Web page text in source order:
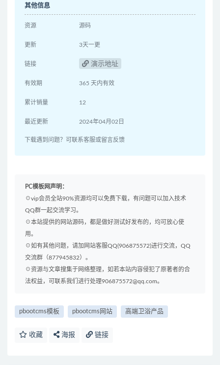
其他信息
资源 源码
更新 3天一更
链接 演示地址
有效期 365 天内有效
累计销量 12
最近更新 2024年04月02日
下载遇到问题？可联系客服或留言反馈
PC模板网声明：
☉vip会员全站90%资源均可以免费下载，有问题可以加入技术
QQ群一起交流学习。
☉本站提供的网站源码，都是做好测试好发布的，均可放心使
用。
☉如有其他问题，请加网站客服QQ(906875572)进行交流，QQ
交流群（877945832）。
☉资源与文章搜集于网络整理，如若本站内容侵犯了原著者的合
法权益，可联系我们进行处理906875572@qq.com。
pbootcms模板 pbootcms网站 高端卫浴产品
收藏 海报 链接